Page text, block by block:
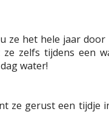
ze het hele jaar door
zelfs tijdens een
water!
gerust een tijdje